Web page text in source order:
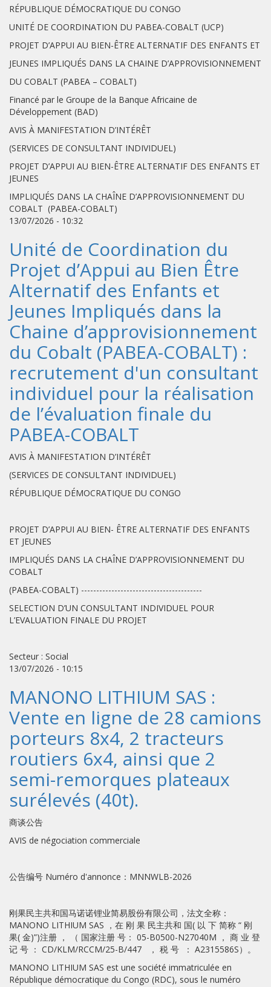
RÉPUBLIQUE DÉMOCRATIQUE DU CONGO
UNITÉ DE COORDINATION DU PABEA-COBALT (UCP)
PROJET D’APPUI AU BIEN-ÊTRE ALTERNATIF DES ENFANTS ET
JEUNES IMPLIQUÉS DANS LA CHAINE D’APPROVISIONNEMENT
DU COBALT (PABEA – COBALT)
Financé par le Groupe de la Banque Africaine de
Développement (BAD)
AVIS À MANIFESTATION D’INTÉRÊT
(SERVICES DE CONSULTANT INDIVIDUEL)
PROJET D’APPUI AU BIEN-ÊTRE ALTERNATIF DES ENFANTS ET
JEUNES
IMPLIQUÉS DANS LA CHAÎNE D’APPROVISIONNEMENT DU
COBALT (PABEA-COBALT)
13/07/2026 - 10:32
Unité de Coordination du
Projet d’Appui au Bien Être
Alternatif des Enfants et
Jeunes Impliqués dans la
Chaine d’approvisionnement
du Cobalt (PABEA-COBALT) :
recrutement d'un consultant
individuel pour la réalisation
de l’évaluation finale du
PABEA-COBALT
AVIS À MANIFESTATION D’INTÉRÊT
(SERVICES DE CONSULTANT INDIVIDUEL)
RÉPUBLIQUE DÉMOCRATIQUE DU CONGO
PROJET D’APPUI AU BIEN- ÊTRE ALTERNATIF DES ENFANTS
ET JEUNES
IMPLIQUÉS DANS LA CHAÎNE D’APPROVISIONNEMENT DU
COBALT
(PABEA-COBALT) ----------------------------------------
SELECTION D’UN CONSULTANT INDIVIDUEL POUR
L’EVALUATION FINALE DU PROJET
Secteur : Social
13/07/2026 - 10:15
MANONO LITHIUM SAS :
Vente en ligne de 28 camions
porteurs 8x4, 2 tracteurs
routiers 6x4, ainsi que 2
semi-remorques plateaux
surélevés (40t).
商谈公告
AVIS de négociation commerciale
公告编号 Numéro d'annonce：MNNWLB-2026
刚果民主共和国马诺诺锂业简易股份有限公司，法文全称：
MANONO LITHIUM SAS ，在 刚 果 民主共和 国( 以 下 简称 “ 刚
果( 金)”)注册 ， （ 国家注册 号： 05-B0500-N27040M ， 商 业 登
记 号 ： CD/KLM/RCCM/25-B/447 ， 税 号 ： A2315586S）。
MANONO LITHIUM SAS est une société immatriculée en
République démocratique du Congo (RDC), sous le numéro